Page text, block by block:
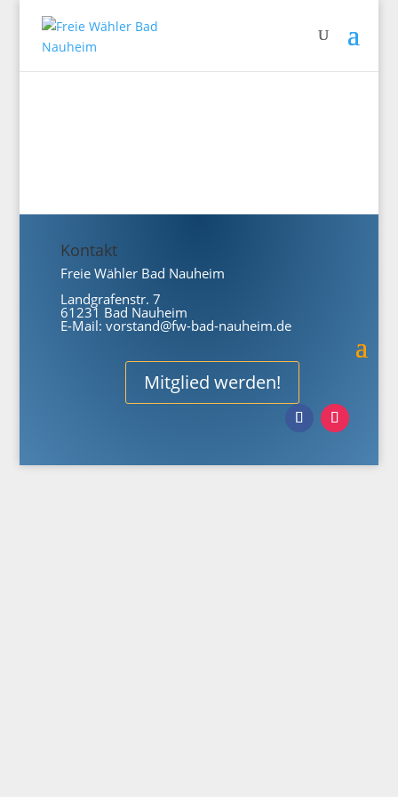
Kontakt
Freie Wähler Bad Nauheim
Landgrafenstr. 7
61231 Bad Nauheim
E-Mail: vorstand@fw-bad-nauheim.de
Mitglied werden!